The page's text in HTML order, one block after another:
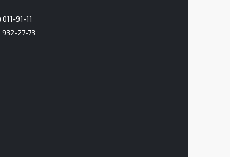
91-11
932-27-73